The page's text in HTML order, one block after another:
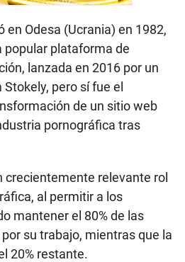
en Odesa (Ucrania) en 1982,
popular plataforma de
lanzada en 2016 por un
Stokely, pero sí fue el
de un sitio web
pornográfica tras
crecientemente relevante rol
al permitir a los
mantener el 80% de las
su trabajo, mientras que la
20% restante.